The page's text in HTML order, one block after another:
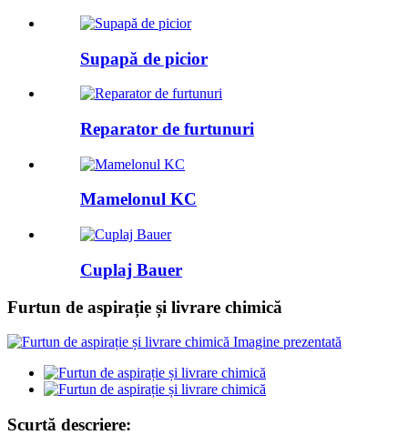
Supapă de picior
Reparator de furtunuri
Mamelonul KC
Cuplaj Bauer
Furtun de aspirație și livrare chimică
Scurtă descriere: